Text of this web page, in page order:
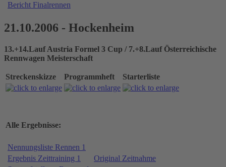
Bericht Finalrennen
21.10.2006 - Hockenheim
13.+14.Lauf Austria Formel 3 Cup / 7.+8.Lauf Österreichische
Rennwagen Meisterschaft
Streckenskizze Programmheft Starterliste
Alle Ergebnisse:
Nennungsliste Rennen 1
Ergebnis Zeittraining 1
Original Zeitnahme